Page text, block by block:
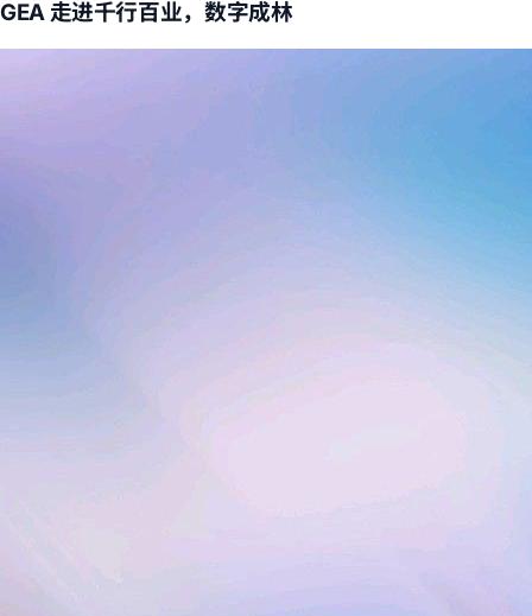
GEA 走进千行百业，数字成林